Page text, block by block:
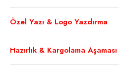
Özel Yazı & Logo Yazdırma
Hazırlık & Kargolama Aşaması